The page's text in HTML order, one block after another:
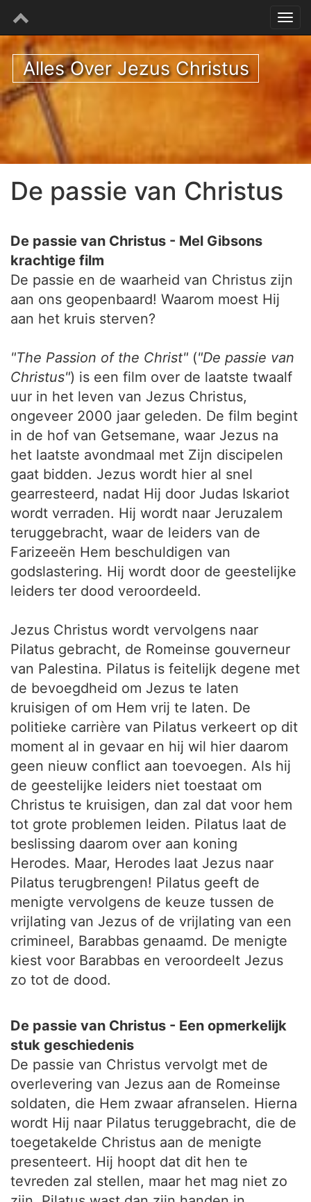
Alles Over Jezus Christus
De passie van Christus
De passie van Christus - Mel Gibsons
krachtige film
De passie en de waarheid van Christus zijn
aan ons geopenbaard! Waarom moest Hij
aan het kruis sterven?
"The Passion of the Christ" ("De passie van
Christus") is een film over de laatste twaalf
uur in het leven van Jezus Christus,
ongeveer 2000 jaar geleden. De film begint
in de hof van Getsemane, waar Jezus na
het laatste avondmaal met Zijn discipelen
gaat bidden. Jezus wordt hier al snel
gearresteerd, nadat Hij door Judas Iskariot
wordt verraden. Hij wordt naar Jeruzalem
teruggebracht, waar de leiders van de
Farizeeën Hem beschuldigen van
godslastering. Hij wordt door de geestelijke
leiders ter dood veroordeeld.
Jezus Christus wordt vervolgens naar
Pilatus gebracht, de Romeinse gouverneur
van Palestina. Pilatus is feitelijk degene met
de bevoegdheid om Jezus te laten
kruisigen of om Hem vrij te laten. De
politieke carrière van Pilatus verkeert op dit
moment al in gevaar en hij wil hier daarom
geen nieuw conflict aan toevoegen. Als hij
de geestelijke leiders niet toestaat om
Christus te kruisigen, dan zal dat voor hem
tot grote problemen leiden. Pilatus laat de
beslissing daarom over aan koning
Herodes. Maar, Herodes laat Jezus naar
Pilatus terugbrengen! Pilatus geeft de
menigte vervolgens de keuze tussen de
vrijlating van Jezus of de vrijlating van een
crimineel, Barabbas genaamd. De menigte
kiest voor Barabbas en veroordeelt Jezus
zo tot de dood.
De passie van Christus - Een opmerkelijk
stuk geschiedenis
De passie van Christus vervolgt met de
overlevering van Jezus aan de Romeinse
soldaten, die Hem zwaar afranselen. Hierna
wordt Hij naar Pilatus teruggebracht, die de
toegetakelde Christus aan de menigte
presenteert. Hij hoopt dat dit hen te
tevreden zal stellen, maar het mag niet zo